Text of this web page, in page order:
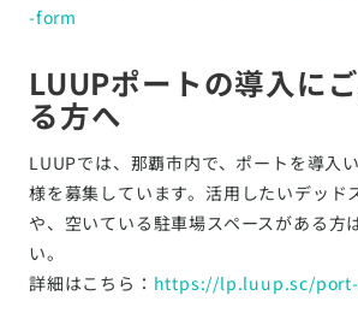
-form
LUUPポートの導入に
る方へ
LUUPでは、那覇市内で、ポートを導入
様を募集しています。活用したいデッド
や、空いている駐車場スペースがある方
い。
詳細はこちら： https://lp.luup.sc/